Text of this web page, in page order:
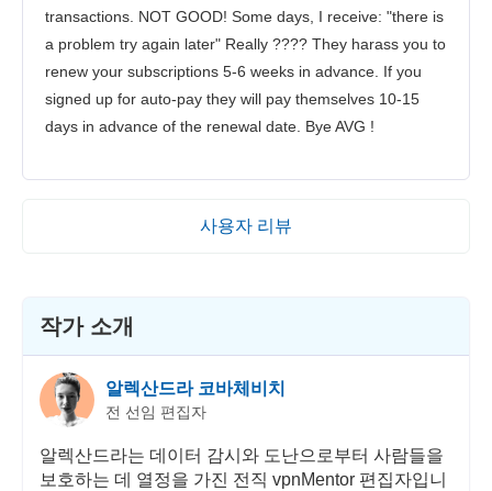
transactions. NOT GOOD! Some days, I receive: "there is
a problem try again later" Really ???? They harass you to
renew your subscriptions 5-6 weeks in advance. If you
signed up for auto-pay they will pay themselves 10-15
days in advance of the renewal date. Bye AVG !
사용자 리뷰
작가 소개
알렉산드라 코바체비치
전 선임 편집자
알렉산드라는 데이터 감시와 도난으로부터 사람들을
보호하는 데 열정을 가진 전직 vpnMentor 편집자입니